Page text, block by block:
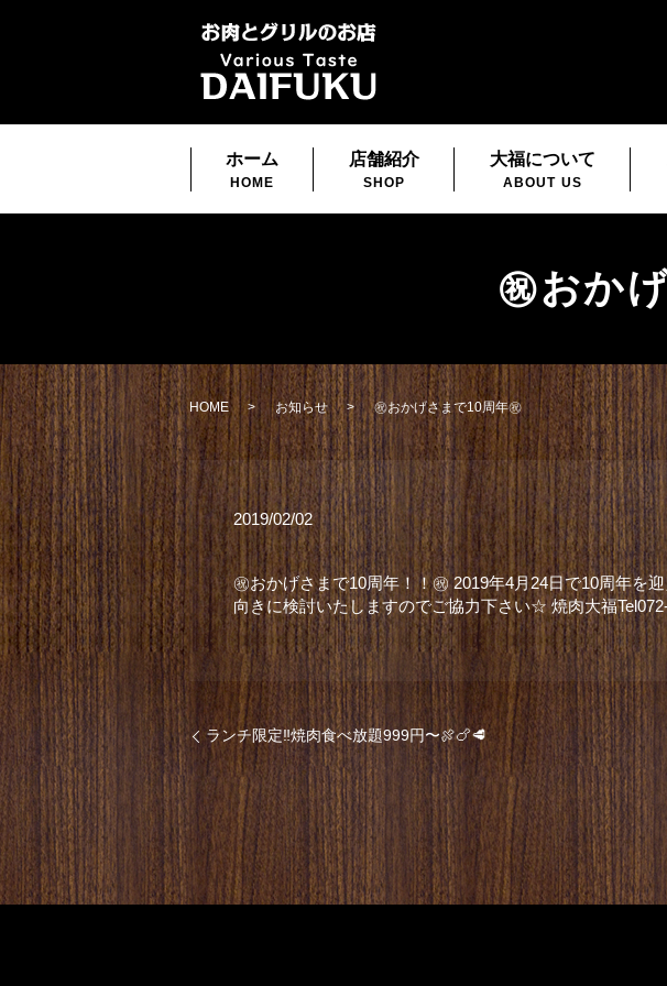
ホーム
HOME
店舗紹介
SHOP
大福について
ABOUT US
㊗️おか
HOME お知らせ ㊗️おかげさまで10周年㊗️
2019/02/02
㊗️おかげさまで10周年！！㊗️ 2019年4月24日で10周年を
向きに検討いたしますのでご協力下さい☆ 焼肉大福
ランチ限定‼️焼肉食べ放題999円〜🍖🍗🥩